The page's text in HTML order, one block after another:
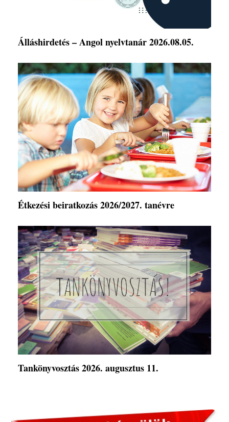
Álláshirdetés – Angol nyelvtanár 2026.08.05.
Étkezési beiratkozás 2026/2027. tanévre
Tankönyvosztás 2026. augusztus 11.